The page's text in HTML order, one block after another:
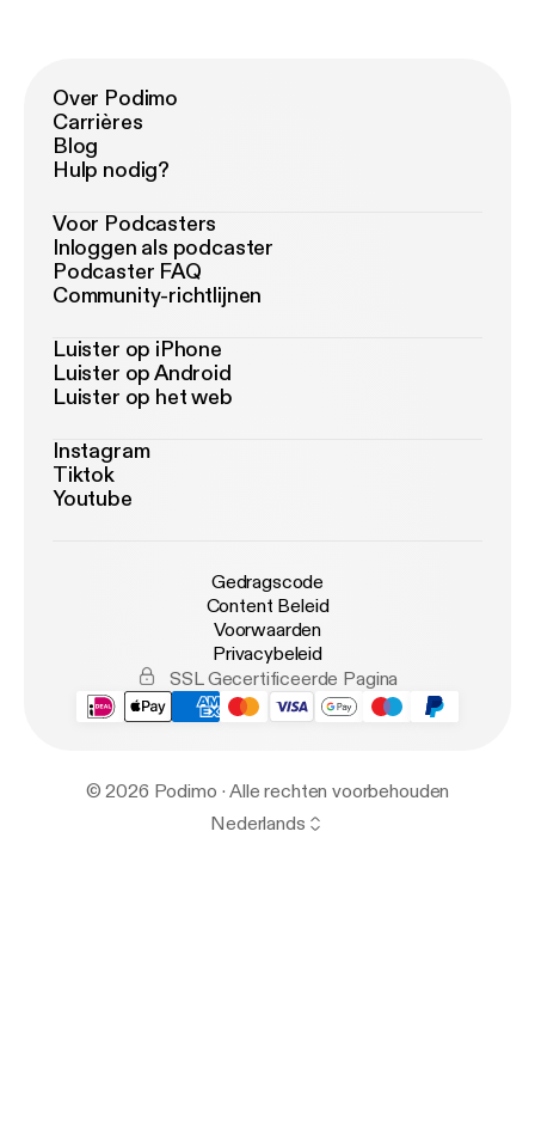
Over Podimo
Carrières
Blog
Hulp nodig?
Voor Podcasters
Inloggen als podcaster
Podcaster FAQ
Community-richtlijnen
Luister op iPhone
Luister op Android
Luister op het web
Instagram
Tiktok
Youtube
Gedragscode
Content Beleid
Voorwaarden
Privacybeleid
SSL Gecertificeerde Pagina
© 2026 Podimo · Alle rechten voorbehouden
Nederlands